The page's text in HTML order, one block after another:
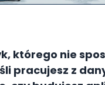
którego nie
pracujesz z